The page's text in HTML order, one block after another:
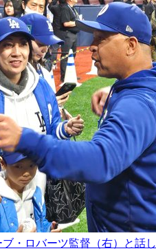
・ロバーツ監督（右）と話